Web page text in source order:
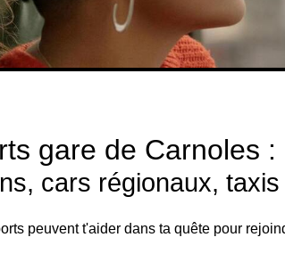
gare de Carnoles :
cars régionaux, taxis
peuvent t'aider dans ta quête pour